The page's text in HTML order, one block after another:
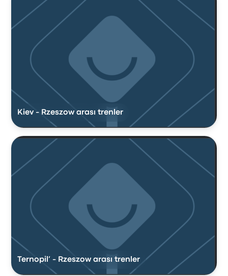
Kiev - Rzeszow arası trenler
Ternopil’ - Rzeszow arası trenler